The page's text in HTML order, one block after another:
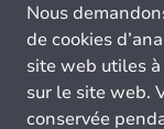
Nous
de cookies
site web utiles
sur le site web.
conservée